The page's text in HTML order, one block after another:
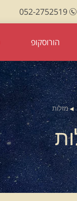
052-2752519
הורוסקופ
מזלות